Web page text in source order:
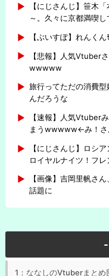
【にじさんじ】笹木
～。久々に京都満喫し
【ぶいすぽ】れんく
【悲報】人気Vtuber
wwwww
旅行ってただの消費
んだろうな
【速報】人気Vtuber
まうwwwww←み！さ
【にじさんじ】ロシ
ロイヤルナイツ！フ
【画像】吉岡里帆さ
話題に
1：ななしのVtuberまとめ